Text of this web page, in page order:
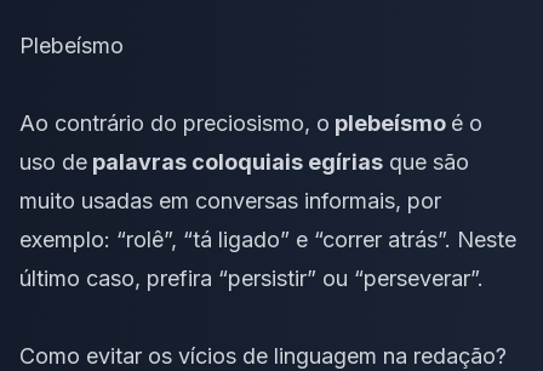
Plebeísmo
Ao contrário do preciosismo, o plebeísmo é o
uso de palavras coloquiais egírias que são
muito usadas em conversas informais, por
exemplo: “rolê”, “tá ligado” e “correr atrás”. Neste
último caso, prefira “persistir” ou “perseverar”.
Como evitar os vícios de linguagem na redação?